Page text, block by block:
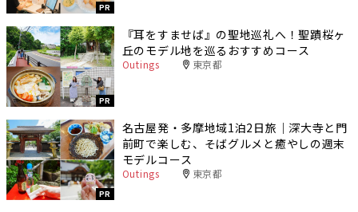
PR
PR
『耳をすませば』の聖地巡礼へ！聖蹟桜ヶ
丘のモデル地を巡るおすすめコース
Outings 東京都
PR
名古屋発・多摩地域1泊2日旅｜深大寺と門
前町で楽しむ、そばグルメと癒やしの週末
モデルコース
Outings 東京都